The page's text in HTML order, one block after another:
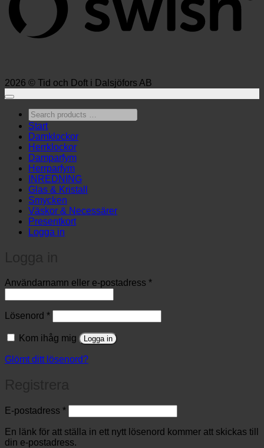
2026 © Tid och Doft i Dalsjöfors AB
Search
products
…
Start
Damklockor
Herrklockor
Damparfym
Herrparfym
INREDNING
Glas & Kristall
Smycken
Väskor & Necessärer
Presentkort
Logga in
Användarnamn eller e-postadress *Obligatoriskt
Lösenord *Obligatoriskt
Kom ihåg mig Logga in
Glömt ditt lösenord?
E-postadress *Obligatoriskt
En länk för att ställa in ett nytt lösenord kommer att skickas till
din e-postadress.